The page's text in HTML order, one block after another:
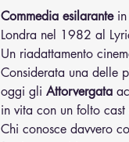
Commedia esilarante in
Londra nel 1982 al
Un riadattamento
Considerata una delle
oggi gli Attorvergata
in vita con un folto
Chi conosce davvero